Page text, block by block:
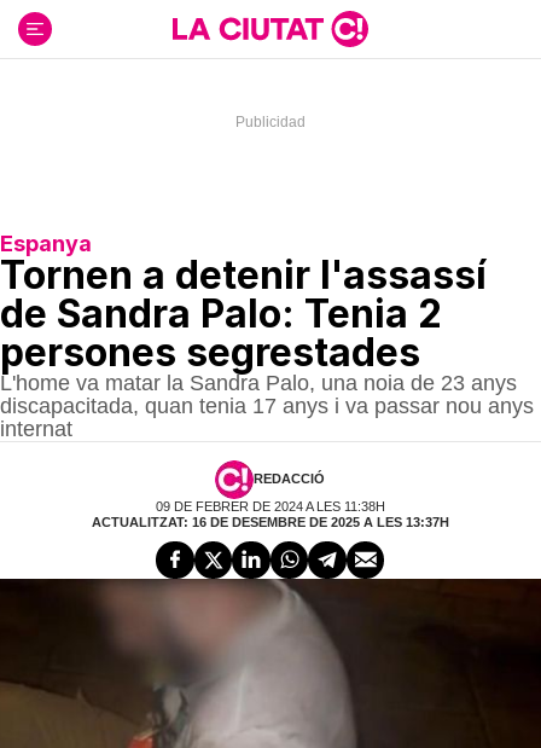
contenido
Espanya
Tornen a detenir l'assassí
de Sandra Palo: Tenia 2
persones segrestades
L'home va matar la Sandra Palo, una noia de 23 anys
discapacitada, quan tenia 17 anys i va passar nou anys
internat
REDACCIÓ
09 DE FEBRER DE 2024 A LES 11:38H
ACTUALITZAT: 16 DE DESEMBRE DE 2025 A LES 13:37H